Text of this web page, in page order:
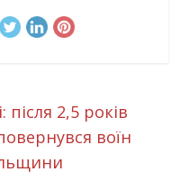
після 2,5 років
воїн